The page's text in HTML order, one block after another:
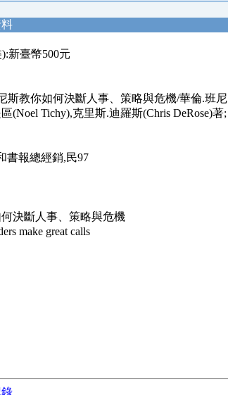
新臺幣500元
斯教你如何決斷人事、策略與危機/華倫.班尼
(Noel Tichy),克里斯.迪羅斯(Chris DeRose)著;
書報總經銷,民97
決斷人事、策略與危機
make great calls